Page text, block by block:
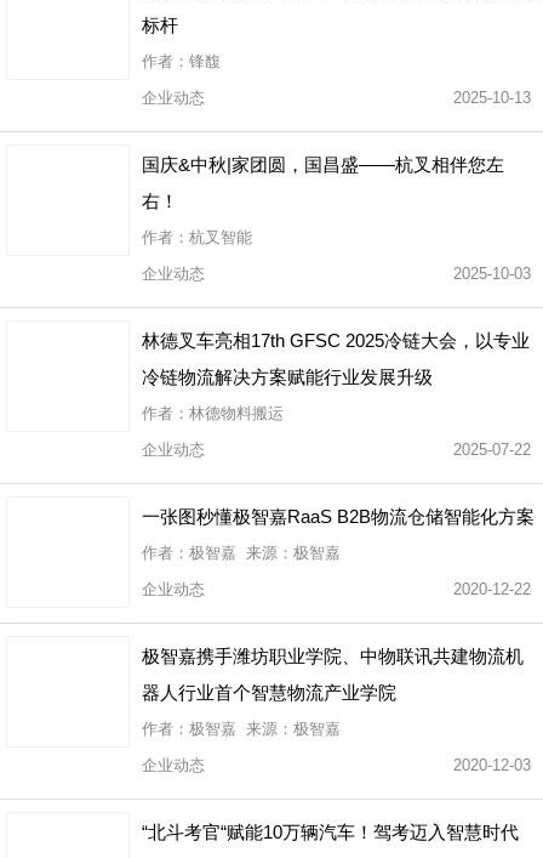
标杆
作者：锋馥
企业动态
2025-10-13
国庆&中秋|家团圆，国昌盛——杭叉相伴您左
右！
作者：杭叉智能
企业动态
2025-10-03
林德叉车亮相17th GFSC 2025冷链大会，以专业
冷链物流解决方案赋能行业发展升级
作者：林德物料搬运
企业动态
2025-07-22
一张图秒懂极智嘉RaaS B2B物流仓储智能化方案
作者：极智嘉 来源：极智嘉
企业动态
2020-12-22
极智嘉携手潍坊职业学院、中物联讯共建物流机
器人行业首个智慧物流产业学院
作者：极智嘉 来源：极智嘉
企业动态
2020-12-03
“北斗考官“赋能10万辆汽车！驾考迈入智慧时代